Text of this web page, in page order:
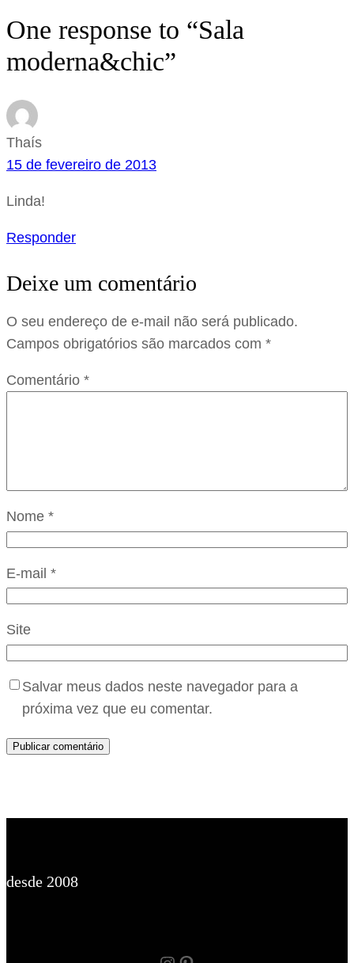
One response to “Sala
moderna&chic”
Thaís
15 de fevereiro de 2013
Linda!
Responder
Deixe um comentário
O seu endereço de e-mail não será publicado.
Campos obrigatórios são marcados com *
Comentário *
Nome *
E-mail *
Site
Salvar meus dados neste navegador para a
próxima vez que eu comentar.
desde 2008